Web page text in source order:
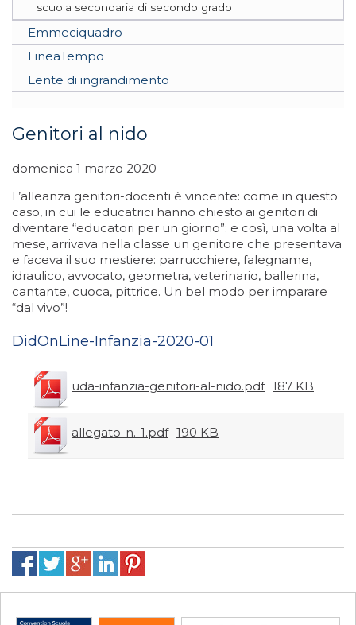
scuola secondaria di secondo grado
Emmeciquadro
LineaTempo
Lente di ingrandimento
Genitori al nido
domenica 1 marzo 2020
L’alleanza genitori-docenti è vincente: come in questo
caso, in cui le educatrici hanno chiesto ai genitori di
diventare “educatori per un giorno”: e così, una volta al
mese, arrivava nella classe un genitore che presentava
e faceva il suo mestiere: parrucchiere, falegname,
idraulico, avvocato, geometra, veterinario, ballerina,
cantante, cuoca, pittrice. Un bel modo per imparare
“dal vivo”!
DidOnLine-Infanzia-2020-01
uda-infanzia-genitori-al-nido.pdf 187 KB
allegato-n.-1.pdf 190 KB